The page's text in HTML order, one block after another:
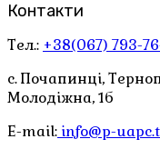
Контакти
Тел.: +38(067) 793-
с. Почапинці,
Молодіжна, 1б
E-mail: info@p-